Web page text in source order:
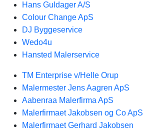
Hans Guldager A/S
Colour Change ApS
DJ Byggeservice
Wedo4u
Hansted Malerservice
TM Enterprise v/Helle Orup
Malermester Jens Aagren ApS
Aabenraa Malerfirma ApS
Malerfirmaet Jakobsen og Co ApS
Malerfirmaet Gerhard Jakobsen